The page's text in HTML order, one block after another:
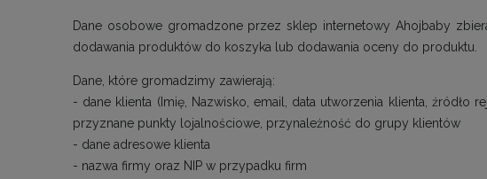
Dane osobowe gromadzone przez sklep internetowy Ahojbaby
dodawania produktów do koszyka lub dodawania oceny do produktu.
Dane, które gromadzimy zawierają:
- dane klienta (Imię, Nazwisko, email, data utworzenia klienta, źródło
przyznane punkty lojalnościowe, przynależność do grupy klientów
- dane adresowe klienta
- nazwa firmy oraz NIP w przypadku firm